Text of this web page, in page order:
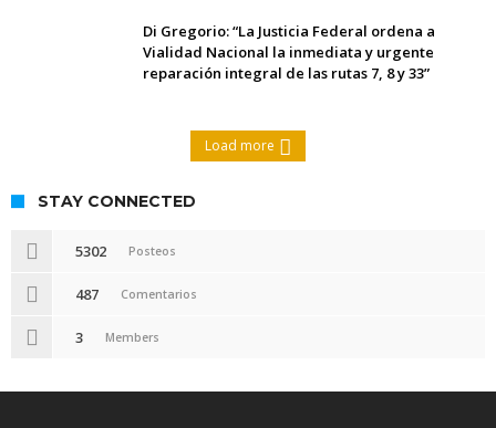
Di Gregorio: “La Justicia Federal ordena a
Vialidad Nacional la inmediata y urgente
reparación integral de las rutas 7, 8 y 33”
Load more
STAY CONNECTED
5302 Posteos
487 Comentarios
3 Members